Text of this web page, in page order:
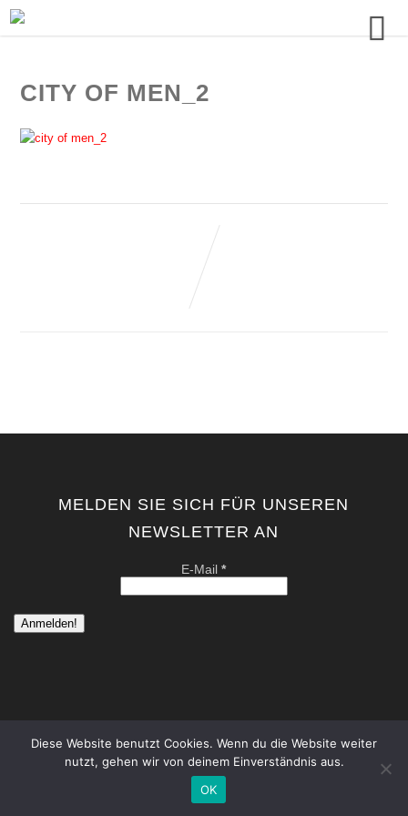
CITY OF MEN_2
MELDEN SIE SICH FÜR UNSEREN
NEWSLETTER AN
E-Mail*
copyright by kati von schwerin | contemporary artist berlin . all
Datenschutzerklärung
Diese Website benutzt Cookies. Wenn du die Website weiter
nutzt, gehen wir von deinem Einverständnis aus.
OK